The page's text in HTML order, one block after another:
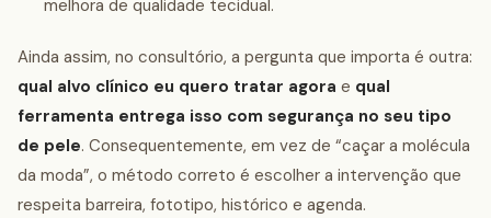
melhora de qualidade tecidual.
Ainda assim, no consultório, a pergunta que importa é outra:
qual alvo clínico eu quero tratar agora e qual
ferramenta entrega isso com segurança no seu tipo
de pele. Consequentemente, em vez de “caçar a molécula
da moda”, o método correto é escolher a intervenção que
respeita barreira, fototipo, histórico e agenda.